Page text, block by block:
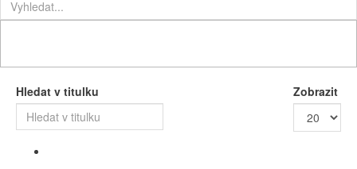
Hledat v titulku Zobrazit